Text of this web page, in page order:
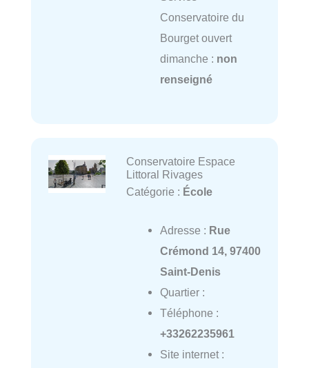
Conservatoire du
Bourget ouvert
dimanche : non
renseigné
Conservatoire Espace
Littoral Rivages
Catégorie : École
Adresse : Rue
Crémond 14, 97400
Saint-Denis
Quartier :
Téléphone :
+33262235961
Site internet :